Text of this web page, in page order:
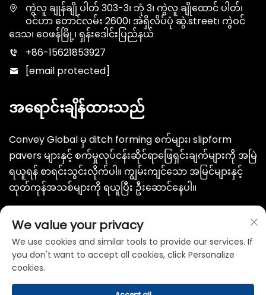
ကွဲလူ ချုန်ချို ပါတ် 303-3၊ ဘုံ 3၊ ကွဲလူ ချိုထောင် ပါတ်၊
ဝင်ဟာ တောင်လမ်း 2600၊ အဲရှိလိပ်ပုံ ဆွဲ.street၊ ကွဲဝင်
ဒေသ၊ ဝေဖန်မြို့၊ ရှန်းဒေါင်းပြည်နယ်
+86-15621853927
[email protected]
အရောင်းချိန်ထားသည်
Convey Global မှ ditch forming စက်များ၊ slipform
pavers များနှင့် စက်မှုလုပ်ငန်းဆိုင်ရာဖြေရှင်းချက်များကို အမြဲ
ရယူရန် စာရင်းသွင်းလိုက်ပါ။ ကျွမ်းကျင်သော အမြင်များနှင့်
ထုတ်ကုန်အသစ်များကို ရယူပြီး ဦးဆောင်နေပါ။
We value your privacy
We use cookies and similar tools to provide our services. If
you don't want to accept all cookies, click Personalize
cookies.